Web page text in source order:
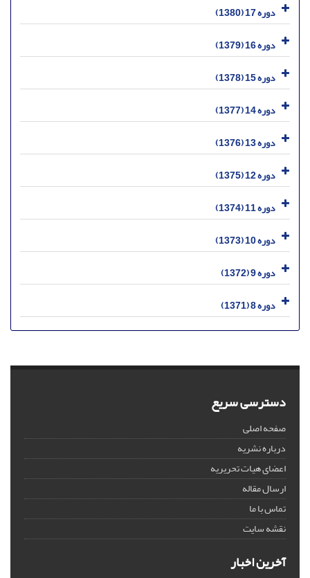
دوره 17 (1380)
دوره 16 (1379)
دوره 15 (1378)
دوره 14 (1377)
دوره 13 (1376)
دوره 12 (1375)
دوره 11 (1374)
دوره 10 (1373)
دوره 9 (1372)
دوره 8 (1371)
دسترسی سریع
صفحه اصلی
درباره نشریه
اعضای هیات تحریریه
ارسال مقاله
تماس با ما
نقشه سایت
آخرین اخبار